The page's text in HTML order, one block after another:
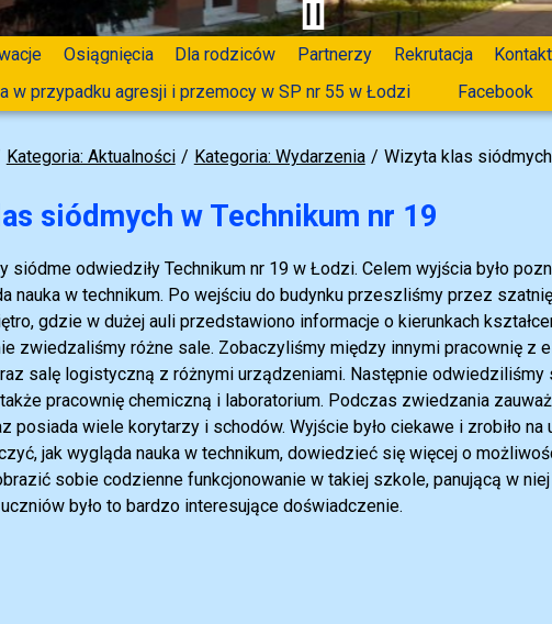
Osiągnięcia Dla rodziców Partnerzy Rekrutacja Kontakt
w przypadku agresji i przemocy w SP nr 55 w Łodzi Facebook
Kategoria: Aktualności Kategoria: Wydarzenia Wizyta klas
siódmych w Technikum nr 19
siódme odwiedziły Technikum nr 19 w Łodzi. Celem wyjścia było
nauka w technikum. Po wejściu do budynku przeszliśmy przez
gdzie w dużej auli przedstawiono informacje o kierunkach
zwiedzaliśmy różne sale. Zobaczyliśmy między innymi pracownię z
salę logistyczną z różnymi urządzeniami. Następnie odwiedziliśmy
pracownię chemiczną i laboratorium. Podczas zwiedzania
posiada wiele korytarzy i schodów. Wyjście było ciekawe i zrobiło na
jak wygląda nauka w technikum, dowiedzieć się więcej o
sobie codzienne funkcjonowanie w takiej szkole, panującą w
było to bardzo interesujące doświadczenie.